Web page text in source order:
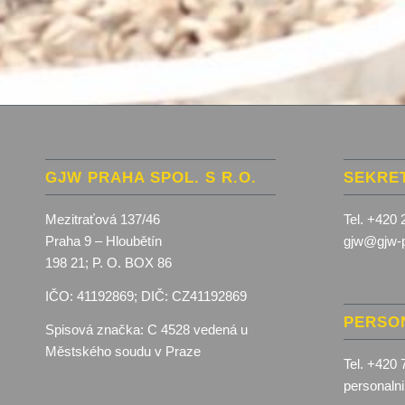
GJW PRAHA SPOL. S R.O.
Mezitraťová 137/46
Praha 9 – Hloubětín
198 21; P. O. BOX 86
IČO: 41192869; DIČ: CZ41192869
Spisová značka: C 4528 vedená u
Městského soudu v Praze
Tel. +420
gjw@gjw-
Tel. +420